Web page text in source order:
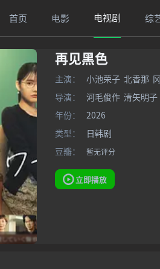
首页 电影 电视剧 综
再见黑色
主演： 小池荣子 北香那
导演：
河毛俊作 清矢明子
年份：
2026
类型：
日韩剧
豆瓣：
暂无评分
立即播放